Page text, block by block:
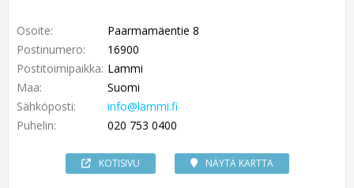
Osoite:
Paarmamäentie 8
Postinumero:
16900
Postitoimipaikka: Lammi
Maa:
Suomi
Sähköposti:
info@lammi.fi
Puhelin:
020 753 0400
KOTISIVU NÄYTÄ KARTTA